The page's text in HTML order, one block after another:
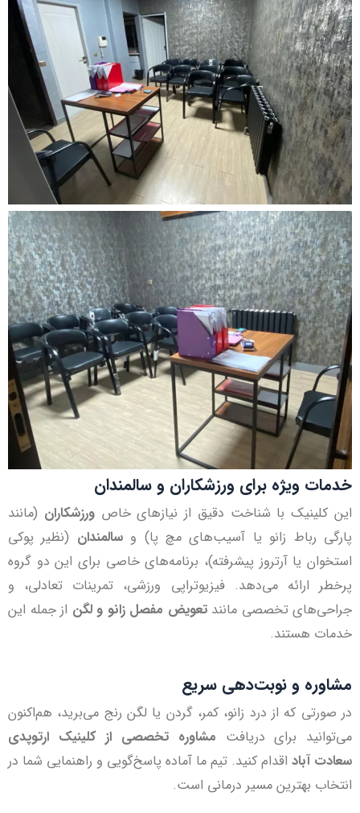
خدمات ویژه برای ورزشکاران و سالمندان
این کلینیک با شناخت دقیق از نیازهای خاصورزشکاران (مانند
پارگی رباط زانو یا آسیب‌های مچ پا) وسالمندان (نظیر پوکی
استخوان یا آرتروز پیشرفته)، برنامه‌های خاصی برای این دو گروه
پرخطر ارائه می‌دهد. فیزیوتراپی ورزشی، تمرینات تعادلی، و
جراحی‌های تخصصی مانندتعویض مفصل زانو و لگن از جمله این
خدمات هستند.
مشاوره و نوبت‌دهی سریع
در صورتی که از درد زانو، کمر، گردن یا لگن رنج می‌برید، هم‌اکنون
می‌توانید برای دریافت مشاوره تخصصی از کلینیک ارتوپدی
سعادت آباد اقدام کنید. تیم ما آماده پاسخ‌گویی و راهنمایی شما در
انتخاب بهترین مسیر درمانی است.